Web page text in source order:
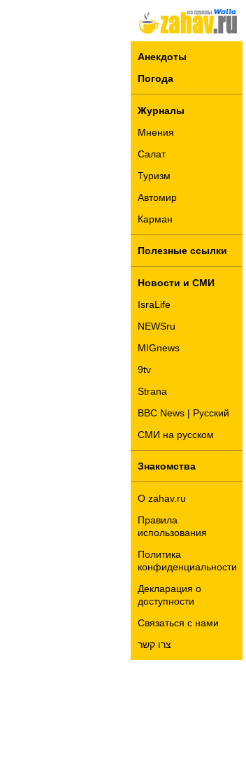
Анекдоты
Погода
Журналы
Мнения
Салат
Туризм
Автомир
Карман
Полезные ссылки
Новости и СМИ
IsraLife
NEWSru
MIGnews
9tv
Strana
BBC News | Русский
СМИ на русском
Знакомства
О zahav.ru
Правила
использования
Политика
конфиденциальности
Декларация о
доступности
Связаться с нами
צרו קשר